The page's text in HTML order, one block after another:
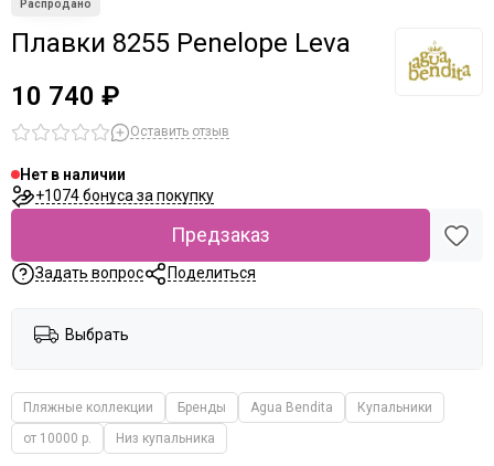
Плавки 8255 Penelope Leva
10 740 ₽
Оставить отзыв
Нет в наличии
+1074 бонуса за покупку
Предзаказ
Задать вопрос Поделиться
Выбрать
Пляжные коллекции Бренды Agua Bendita
Купальники
от 10000 р.
Низ купальника